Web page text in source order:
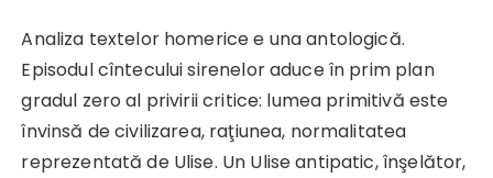
Analiza textelor homerice e una antologică.
Episodul cîntecului sirenelor aduce în prim plan
gradul zero al privirii critice: lumea primitivă este
învinsă de civilizarea, raţiunea, normalitatea
reprezentată de Ulise. Un Ulise antipatic, înşelător,